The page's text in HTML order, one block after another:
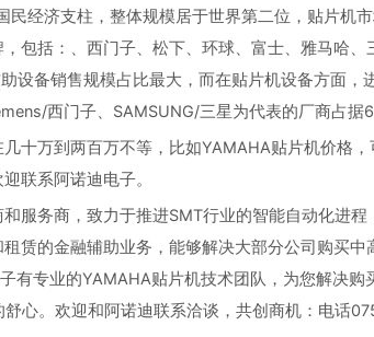
经济支柱，整体规模居于世界第二位，贴片机
包括：、西门子、松下、环球、富士、雅马哈、
设备销售规模占比最大，而在贴片机设备方面，
西门子、SAMSUNG/三星为代表的厂商占据
十万到两百万不等，比如YAMAHA贴片机价格
联系阿诺迪电子。
服务商，致力于推进SMT行业的智能自动化进
赁的金融辅助业务，能够解决大部分公司购买
有专业的YAMAHA贴片机技术团队，为您解决购
心。欢迎和阿诺迪联系洽谈，共创商机：电话